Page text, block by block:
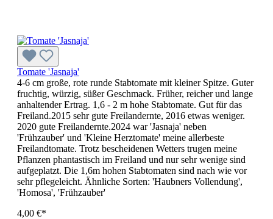
Tomate 'Jasnaja'
4-6 cm große, rote runde Stabtomate mit kleiner Spitze. Guter
fruchtig, würzig, süßer Geschmack. Früher, reicher und lange
anhaltender Ertrag. 1,6 - 2 m hohe Stabtomate. Gut für das
Freiland.2015 sehr gute Freilandernte, 2016 etwas weniger.
2020 gute Freilandernte.2024 war 'Jasnaja' neben
'Frühzauber' und 'Kleine Herztomate' meine allerbeste
Freilandtomate. Trotz bescheidenen Wetters trugen meine
Pflanzen phantastisch im Freiland und nur sehr wenige sind
aufgeplatzt. Die 1,6m hohen Stabtomaten sind nach wie vor
sehr pflegeleicht. Ähnliche Sorten: 'Haubners Vollendung',
'Homosa', 'Frühzauber'
4,00 €*